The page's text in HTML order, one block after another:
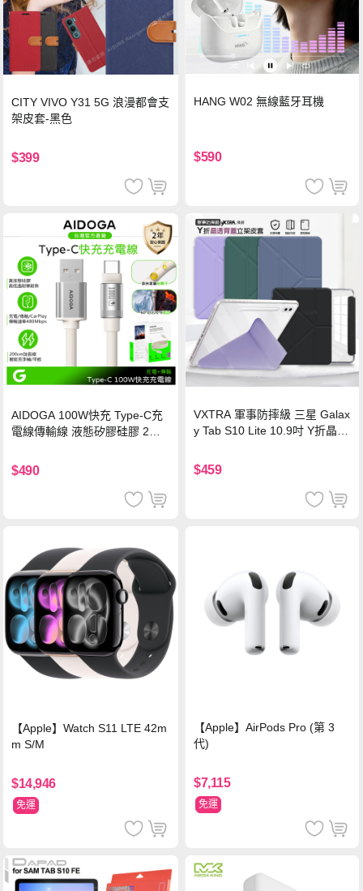
CITY VIVO Y31 5G 浪漫都會支
架皮套-黑色
$399
HANG W02 無線藍牙耳機
$590
AIDOGA 100W快充 Type-C充
電線傳輸線 液態矽膠硅膠 2M
$490
VXTRA 軍事防摔級 三星 Galax
y Tab S10 Lite 10.9吋 Y折晶透
$459
【Apple】Watch S11 LTE 42m
m S/M
$14,946
免運
【Apple】AirPods Pro (第 3
代)
$7,115
免運